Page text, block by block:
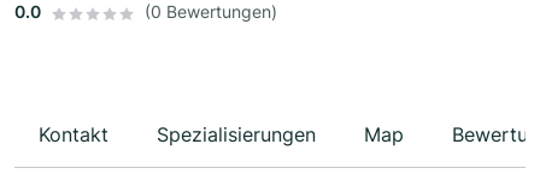
0.0
(0 Bewertungen)
Kontakt Spezialisierungen Map